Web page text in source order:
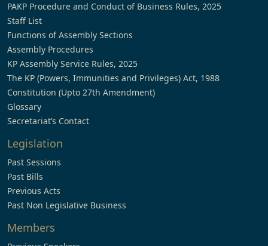
PAKP Procedure and Conduct of Business Rules, 2025
Staff List
Functions of Assembly Sections
Assembly Procedures
KP Assembly Service Rules, 2025
The KP (Powers, Immunities and Privileges) Act, 1988
Constitution (Upto 27th Amendment)
Glossary
Secretariat’s Contact
Legislation
Past Sessions
Past Bills
Previous Acts
Past Non Legislative Business
Members